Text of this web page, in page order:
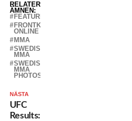
RELATERADE
ÄMNEN:
FEATURED
FRONTKICK
ONLINE
MMA
SWEDISH
MMA
SWEDISH
MMA
PHOTOS
NÄSTA
UFC
Results: